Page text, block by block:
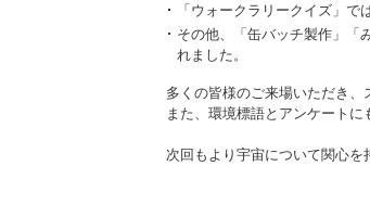
「ウォークラリークイズ」
その他、「缶バッチ製作」「
れました。
多くの皆様のご来場いただき、
また、環境標語とアンケートに
次回もより宇宙について関心